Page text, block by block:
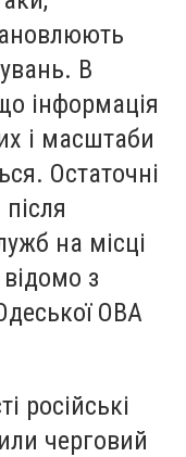
В
інформація
і масштаби
Остаточні
на місці
з
ОВА
російські
черговий